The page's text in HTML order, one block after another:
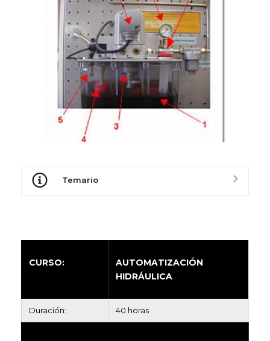
Temario
CURSO:
AUTOMATIZACIÓN
HIDRÁULICA
Duración: 40 horas